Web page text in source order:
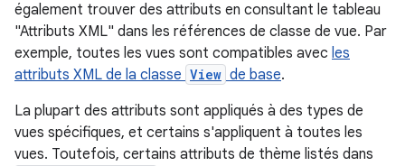
également trouver des attributs en consultant le tableau
"Attributs XML" dans les références de classe de vue. Par
exemple, toutes les vues sont compatibles avec les
attributs XML de la classe View de base.
La plupart des attributs sont appliqués à des types de
vues spécifiques, et certains s'appliquent à toutes les
vues. Toutefois, certains attributs de thème listés dans